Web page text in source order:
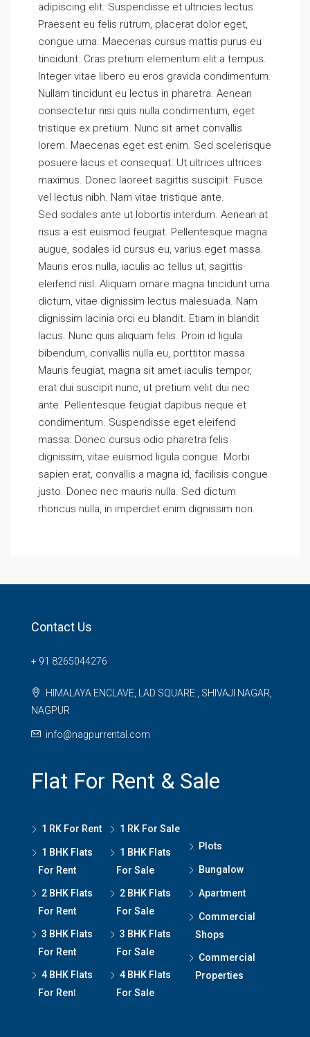
adipiscing elit. Suspendisse et ultricies lectus.
Praesent eu felis rutrum, placerat dolor eget,
congue urna. Maecenas cursus mattis purus eu
tincidunt. Cras pretium elementum elit a tempus.
Integer vitae libero eu eros gravida condimentum.
Nullam tincidunt eu lectus in pharetra. Aenean
consectetur nisi quis nulla condimentum, eget
tristique ex pretium. Nunc sit amet convallis
lorem. Maecenas eget est enim. Sed scelerisque
posuere lacus et consequat. Ut ultrices ultrices
maximus. Donec laoreet sagittis suscipit. Fusce
vel lectus nibh. Nam vitae tristique ante.
Sed sodales ante ut lobortis interdum. Aenean at
risus a est euismod feugiat. Pellentesque magna
augue, sodales id cursus eu, varius eget massa.
Mauris eros nulla, iaculis ac tellus ut, sagittis
eleifend nisl. Aliquam ornare magna tincidunt urna
dictum, vitae dignissim lectus malesuada. Nam
dignissim lacinia orci eu blandit. Etiam in blandit
lacus. Nunc quis aliquam felis. Proin id ligula
bibendum, convallis nulla eu, porttitor massa.
Mauris feugiat, magna sit amet iaculis tempor,
erat dui suscipit nunc, ut pretium velit dui nec
ante. Pellentesque feugiat dapibus neque et
condimentum. Suspendisse eget eleifend
massa. Donec cursus odio pharetra felis
dignissim, vitae euismod ligula congue. Morbi
sapien erat, convallis a magna id, facilisis congue
justo. Donec nec mauris nulla. Sed dictum
rhoncus nulla, in imperdiet enim dignissim non.
Contact Us
+ 91 8265044276
HIMALAYA ENCLAVE, LAD SQUARE , SHIVAJI NAGAR,
NAGPUR
info@nagpurrental.com
Flat For Rent & Sale
1 RK For Rent
1 BHK Flats
For Rent
2 BHK Flats
For Rent
3 BHK Flats
For Rent
4 BHK Flats
For Rent
1 RK For Sale
1 BHK Flats
For Sale
2 BHK Flats
For Sale
3 BHK Flats
For Sale
4 BHK Flats
For Sale
Plots
Bungalow
Apartment
Commercial
Shops
Commercial
Properties